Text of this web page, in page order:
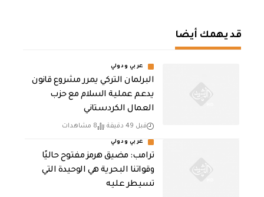
قد يهمك أيضا
عربي ودولي
‏البرلمان التركي يمرر مشروع قانون
يدعم عملية السلام مع حزب
العمال الكردستاني
قبل 49 دقيقة 8 مشاهدات
عربي ودولي
ترامب: مضيق هرمز مفتوح حاليًا
وقواتنا البحرية هي الوحيدة التي
تسيطر عليه